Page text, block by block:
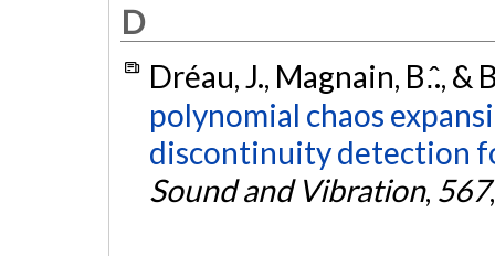
D
Dréau, J., Magnain, B.̂., &
polynomial chaos
discontinuity detection
Sound and Vibration, 567